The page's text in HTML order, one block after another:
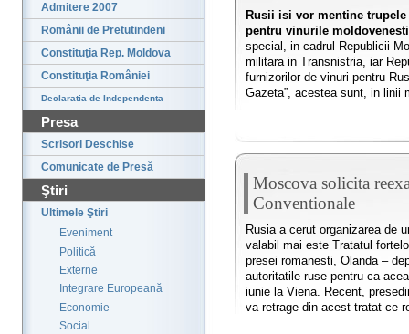
Admitere 2007
Românii de Pretutindeni
Constituţia Rep. Moldova
Constituţia României
Declaratia de Independenta
Presa
Scrisori Deschise
Comunicate de Presă
Ştiri
Ultimele Ştiri
Eveniment
Politică
Externe
Integrare Europeană
Economie
Social
Rusii isi vor mentine
pentru vinurile
special, in cadrul Republicii
militara in Transnistria, iar
furnizorilor de vinuri pentru
Gazeta”, acestea sunt, in linii
Moscova solicita
Conventionale
Rusia a cerut organizarea de
valabil mai este Tratatul
presei romanesti, Olanda –
autoritatile ruse pentru ca
iunie la Viena. Recent,
va retrage din acest tratat ce